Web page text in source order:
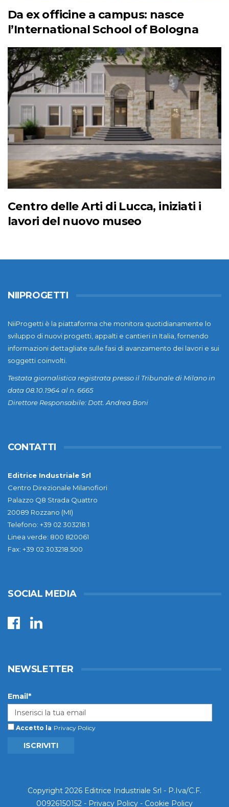
Da ex officine a campus: nasce
l’International School of Bologna
Centro delle Arti di Lucca, iniziati i
lavori del nuovo museo
NIIPROGETTI
NiiProgetti è la piattaforma che monitora quotidianamente lo
sviluppo di nuovi progetti, appalti e cantieri in Italia, fornendo
informazioni dettagliate sulle fasi di avanzamento dei lavori e sui
soggetti coinvolti.
Testata giornalistica registrata presso il Tribunale di Milano in
data 08.10.1964 al n. 6665
Direttore Responsabile: Dott. Andrea Boni
CONTATTI
Editrice Industriale Srl
Centro Direzionale Milanofiori
Palazzo Q8 Strada Quattro
20089 Rozzano (MI)
Telefono: +39 02 303218.1
Linea verde: 800 820061
Fax: +39 02 303218.500
SOCIAL MEDIA
NEWSLETTER
Email*
Accetto la Privacy Policy
ISCRIVITI
Copyright 2026 Editrice Industriale Srl - P.Iva/C.F.
00926150152 - Privacy Policy - Cookie Policy